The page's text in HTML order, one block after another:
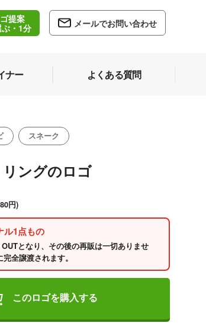
提案
・1分
メールでお問い合わせ
ナー よくある質問
スネーク
ングのロゴ
円)
ル1点もの
となり、その後の再販は一切ありませ
全譲渡されます。
このロゴを購入する